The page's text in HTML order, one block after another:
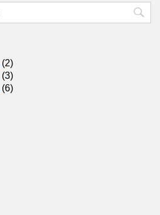
(2)
(3)
(6)